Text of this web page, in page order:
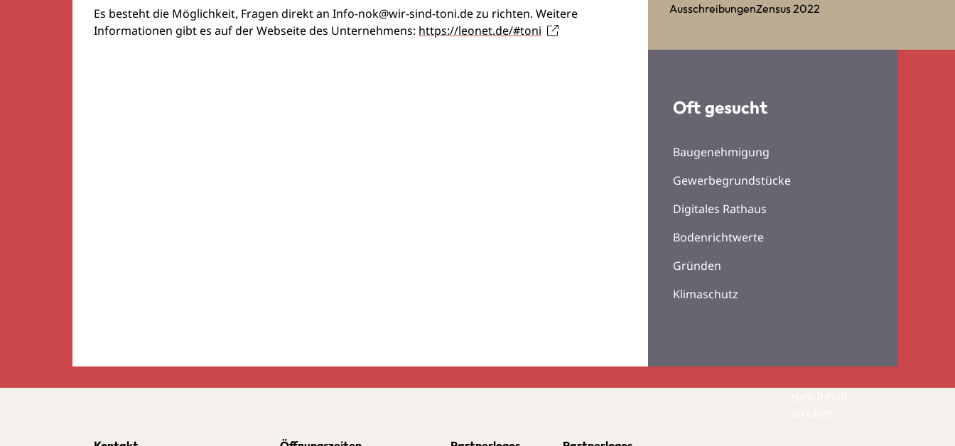
Es besteht die Möglichkeit, Fragen direkt an Info-nok@wir-sind-toni.dezu richten. Weitere
Informationen gibt es auf der Webseite des Unternehmens: https://leonet.de/#toni
AusschreibungenZensus 2022
Oft gesucht
Baugenehmigung
Gewerbegrundstücke
Digitales Rathaus
Bodenrichtwerte
Gründen
Klimaschutz